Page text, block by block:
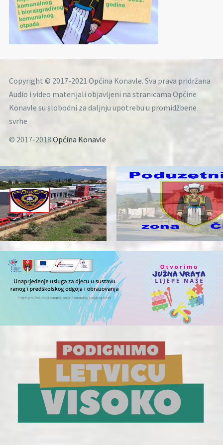
Copyright © 2017-2021 Općina Konavle. Sva prava pridržana
Audio i video materijali objavljeni na stranicama Općine
Konavle su slobodni za daljnju upotrebu u promidžbene
svrhe
© 2017-2018 Općina Konavle